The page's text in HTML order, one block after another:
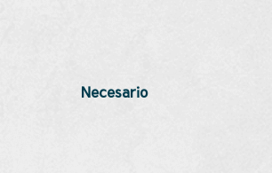
Necesario